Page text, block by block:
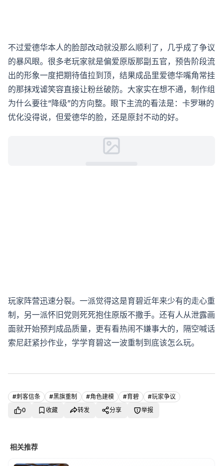
不过爱德华本人的脸部改动就没那么顺利了，几乎成了争议
的暴风眼。很多老玩家就是偏爱原版那副五官，预告阶段流
出的形象一度把期待值拉到顶，结果成品里爱德华嘴角常挂
的那抹戏谑笑容直接让粉丝破防。大家实在想不通，制作组
为什么要往“降级”的方向整。眼下主流的看法是：卡罗琳的
优化没得说，但爱德华的脸，还是原封不动的好。
玩家阵营迅速分裂。一派觉得这是育碧近年来少有的走心重
制，另一派怀旧党则死死抱住原版不撒手。还有人从泄露画
面就开始预判成品质量，更有看热闹不嫌事大的，隔空喊话
索尼赶紧抄作业，学学育碧这一波重制到底该怎么玩。
#刺客信条 #黑旗重制 #角色建模 #育碧 #玩家争议
0
收藏 转发 分享 举报
相关推荐